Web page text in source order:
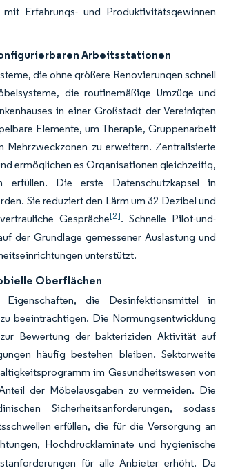
Erfahrungs- und Produktivitätsgewinnen
Arbeitsstationen
die ohne größere Renovierungen schnell
die routinemäßige Umzüge und
in einer Großstadt der Vereinigten
Elemente, um Therapie, Gruppenarbeit
zu erweitern. Zentralisierte
ermöglichen es Organisationen gleichzeitig,
erfüllen. Die erste Datenschutzkapsel in
Sie reduziert den Lärm um 32 Dezibel und
Gespräche[2]. Schnelle Pilot-und-
der Grundlage gemessener Auslastung und
unterstützt.
Oberflächen
die Desinfektionsmittel in
beeinträchtigen. Die Normungsentwicklung
Bewertung der bakteriziden Aktivität auf
häufig bestehen bleiben. Sektorweite
im Gesundheitswesen von
der Möbelausgaben zu vermeiden. Die
Sicherheitsanforderungen, sodass
erfüllen, die für die Versorgung an
Hochdrucklaminate und hygienische
für alle Anbieter erhöht. Da